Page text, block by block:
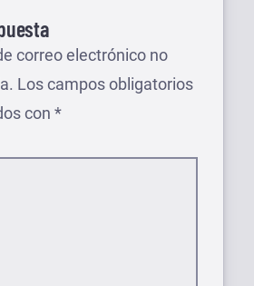
correo electrónico no
Los campos obligatorios
con *